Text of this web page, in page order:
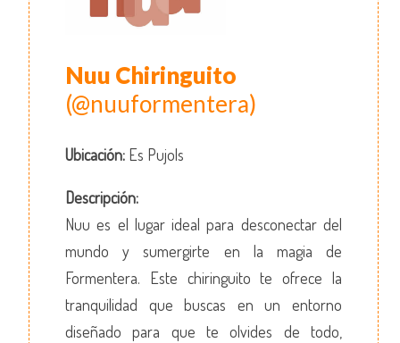
Nuu Chiringuito
(@nuuformentera)
Ubicación: Es Pujols
Descripción:
Nuu es el lugar ideal para desconectar del
mundo y sumergirte en la magia de
Formentera. Este chiringuito te ofrece la
tranquilidad que buscas en un entorno
diseñado para que te olvides de todo,